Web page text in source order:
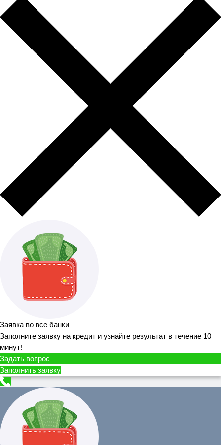
Заявка во все банки
Заполните заявку на кредит и узнайте результат в течение 10
минут!
Задать вопрос
Заполнить заявку